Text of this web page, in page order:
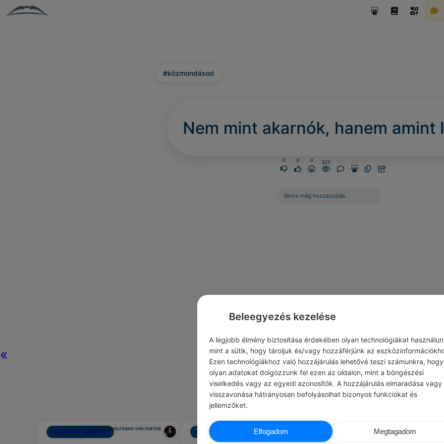
«
#közmondásod
Nem mint akarnók, hanem amint
0 0 0 325
Nincs még hozzászólás.
#IDÉZETEK SZERETETJOHANN WOLFGANG VON GOETHE #NAPI TIPP #IDÉZETEK EMBEREK
Beleegyezés kezelése
A legjobb élmény biztosítása érdekében olyan technológiákat
mint a sütik, hogy tároljuk és/vagy hozzáférjünk az
Ezen technológiákhoz való hozzájárulás lehetővé teszi számunkra, hogy
olyan adatokat dolgozzunk fel ezen az oldalon, mint a böngészési
viselkedés vagy az egyedi azonosítók. A hozzájárulás elmaradása vagy
visszavonása hátrányosan befolyásolhat bizonyos funkciókat és
jellemzőket.
Elfogadom Megtagadom